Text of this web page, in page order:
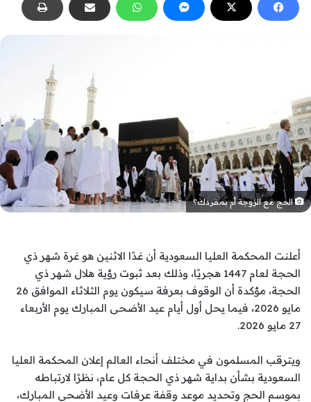
الحج مع الزوجة أم بمفردك؟
أعلنت المحكمة العليا السعودية أن غدًا الاثنين هو غرة شهر ذي
الحجة لعام 1447 هجريًا، وذلك بعد ثبوت رؤية هلال شهر ذي
الحجة، مؤكدة أن الوقوف بعرفة سيكون يوم الثلاثاء الموافق 26
مايو 2026، فيما يحل أول أيام عيد الأضحى المبارك يوم الأربعاء
27 مايو 2026.
ويترقب المسلمون في مختلف أنحاء العالم إعلان المحكمة العليا
السعودية بشأن بداية شهر ذي الحجة كل عام، نظرًا لارتباطه
بموسم الحج وتحديد موعد وقفة عرفات وعيد الأضحى المبارك،